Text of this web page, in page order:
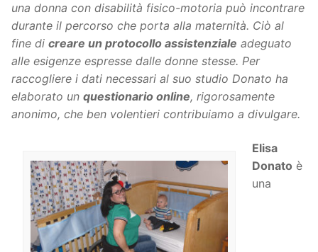
una donna con disabilità fisico-motoria può incontrare
durante il percorso che porta alla maternità. Ciò al
fine di creare un protocollo assistenziale adeguato
alle esigenze espresse dalle donne stesse. Per
raccogliere i dati necessari al suo studio Donato ha
elaborato un questionario online, rigorosamente
anonimo, che ben volentieri contribuiamo a divulgare.
Elisa
Donato è
una